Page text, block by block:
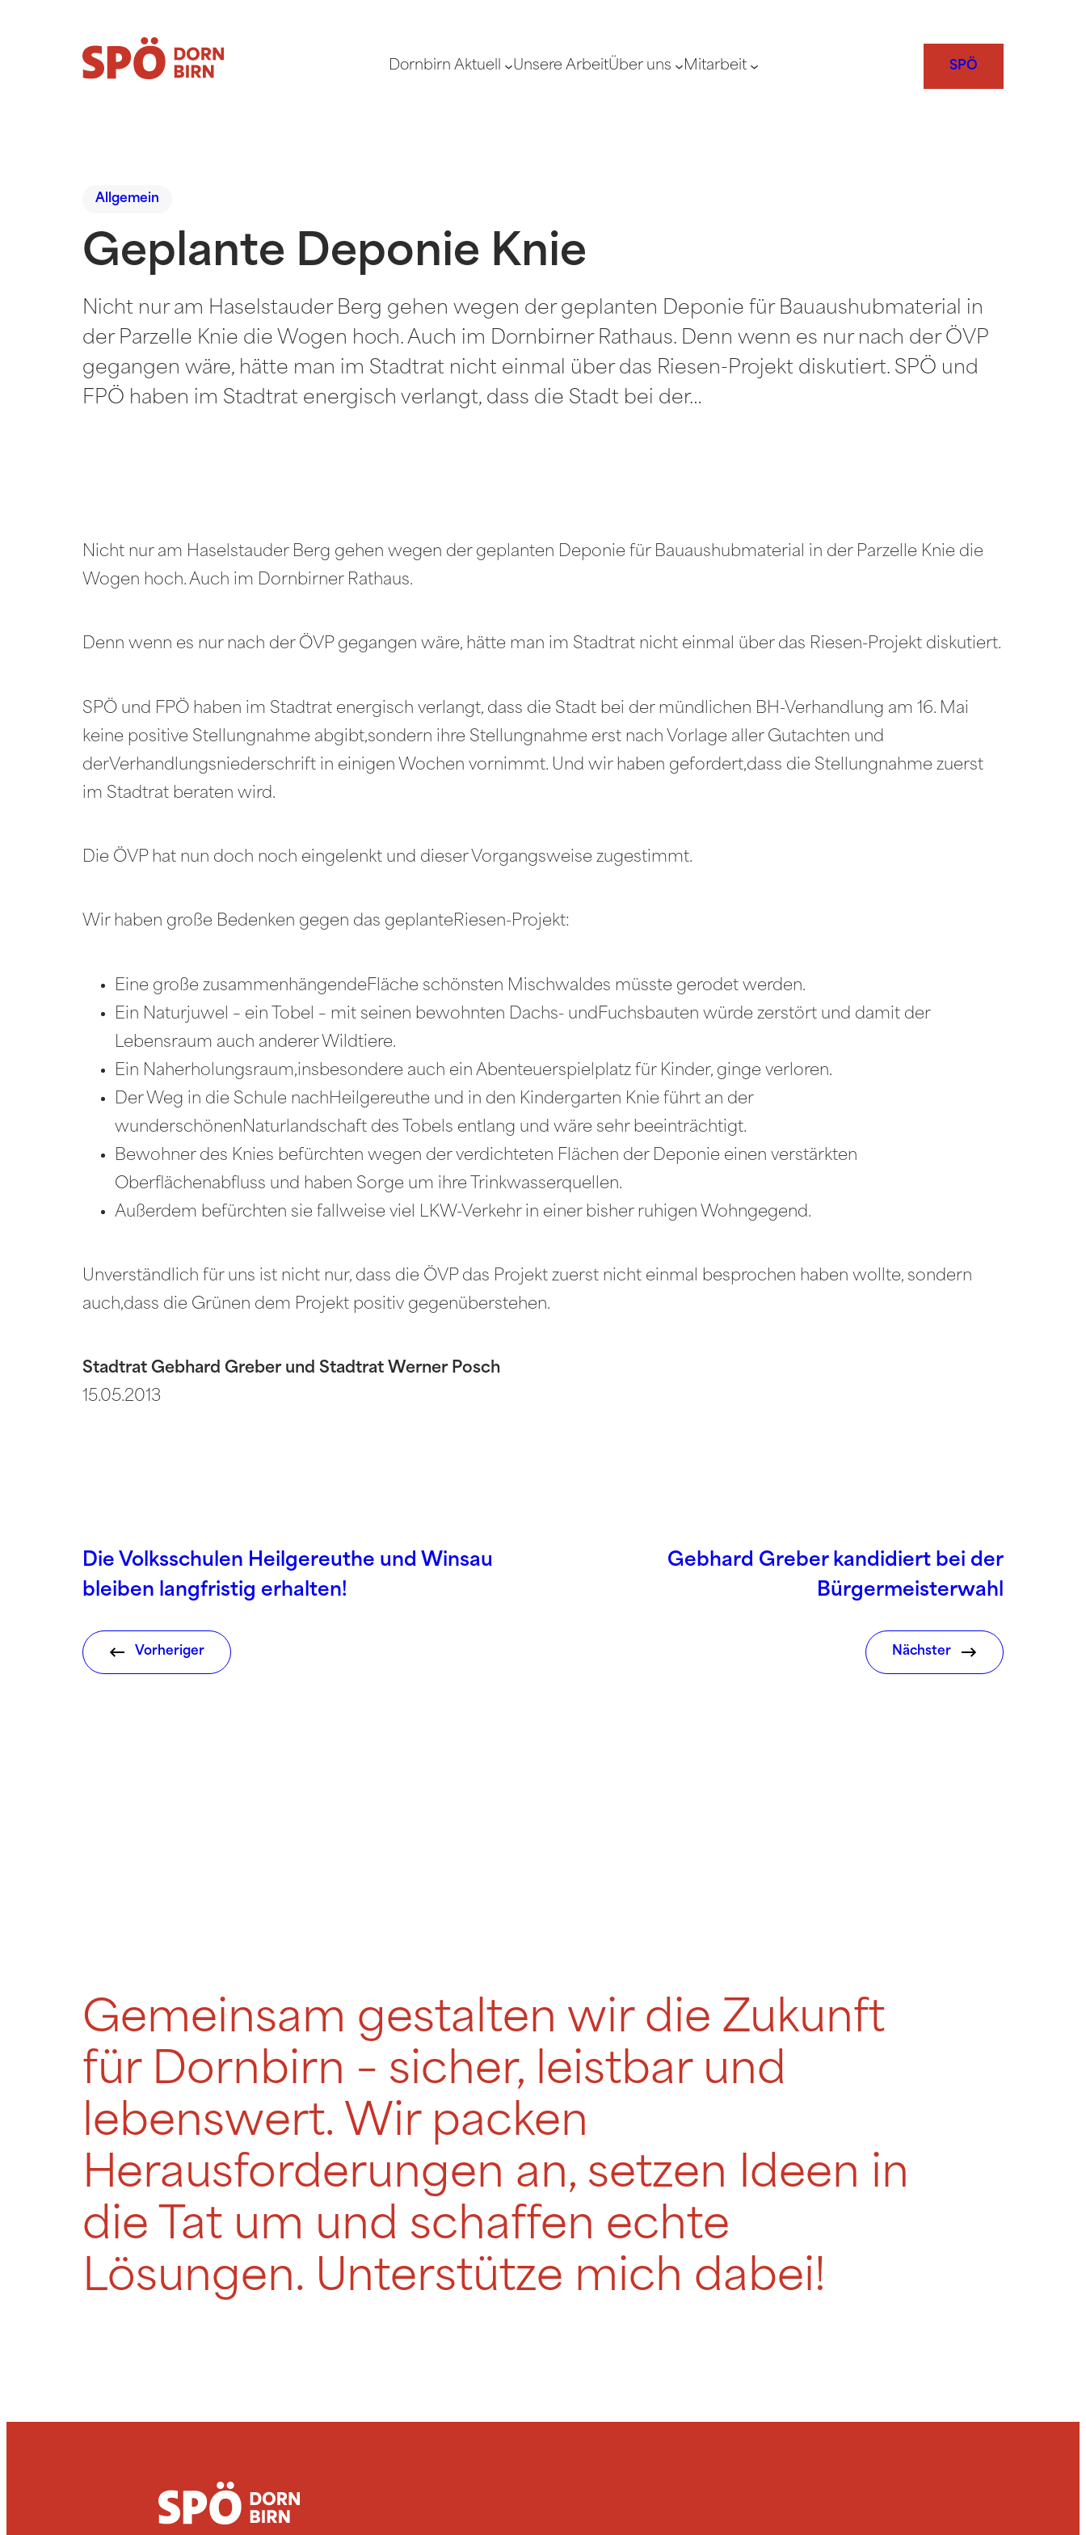
Dornbirn Aktuell Unsere ArbeitÜber uns Mitarbeit SPÖ
Allgemein
Geplante Deponie Knie
Nicht nur am Haselstauder Berg gehen wegen der geplanten Deponie für Bauaushubmaterial in
der Parzelle Knie die Wogen hoch. Auch im Dornbirner Rathaus. Denn wenn es nur nach der ÖVP
gegangen wäre, hätte man im Stadtrat nicht einmal über das Riesen-Projekt diskutiert. SPÖ und
FPÖ haben im Stadtrat energisch verlangt, dass die Stadt bei der…
Nicht nur am Haselstauder Berg gehen wegen der geplanten Deponie für Bauaushubmaterial in der Parzelle Knie die
Wogen hoch. Auch im Dornbirner Rathaus.
Denn wenn es nur nach der ÖVP gegangen wäre, hätte man im Stadtrat nicht einmal über das Riesen-Projekt diskutiert.
SPÖ und FPÖ haben im Stadtrat energisch verlangt, dass die Stadt bei der mündlichen BH-Verhandlung am 16. Mai
keine positive Stellungnahme abgibt,sondern ihre Stellungnahme erst nach Vorlage aller Gutachten und
derVerhandlungsniederschrift in einigen Wochen vornimmt. Und wir haben gefordert,dass die Stellungnahme zuerst
im Stadtrat beraten wird.
Die ÖVP hat nun doch noch eingelenkt und dieser Vorgangsweise zugestimmt.
Wir haben große Bedenken gegen das geplanteRiesen-Projekt:
Eine große zusammenhängendeFläche schönsten Mischwaldes müsste gerodet werden.
Ein Naturjuwel – ein Tobel – mit seinen bewohnten Dachs- undFuchsbauten würde zerstört und damit der
Lebensraum auch anderer Wildtiere.
Ein Naherholungsraum,insbesondere auch ein Abenteuerspielplatz für Kinder, ginge verloren.
Der Weg in die Schule nachHeilgereuthe und in den Kindergarten Knie führt an der
wunderschönenNaturlandschaft des Tobels entlang und wäre sehr beeinträchtigt.
Bewohner des Knies befürchten wegen der verdichteten Flächen der Deponie einen verstärkten
Oberflächenabfluss und haben Sorge um ihre Trinkwasserquellen.
Außerdem befürchten sie fallweise viel LKW-Verkehr in einer bisher ruhigen Wohngegend.
Unverständlich für uns ist nicht nur, dass die ÖVP das Projekt zuerst nicht einmal besprochen haben wollte, sondern
auch,dass die Grünen dem Projekt positiv gegenüberstehen.
Stadtrat Gebhard Greber und Stadtrat Werner Posch
15.05.2013
Die Volksschulen Heilgereuthe und Winsau
bleiben langfristig erhalten!
Vorheriger
Gebhard Greber kandidiert bei der
Bürgermeisterwahl
Nächster
Gemeinsam gestalten wir die Zukunft
für Dornbirn – sicher, leistbar und
lebenswert. Wir packen
Herausforderungen an, setzen Ideen in
die Tat um und schaffen echte
Lösungen. Unterstütze mich dabei!